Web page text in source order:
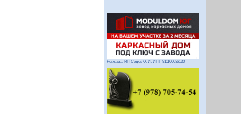
Реклама: ИП Седов О. И. ИНН 911100036130